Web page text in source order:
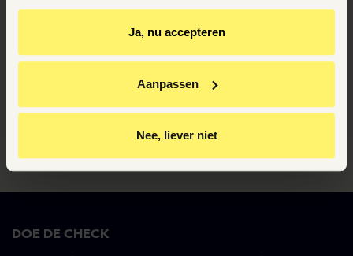
Op basis van je gedrag je relevantere informatie op
onze website en via e-mails te kunnen geven
Youtube-video’s te kunnen bekijken
Relevante aanbiedingen van BrandMR op andere sites
Door op ‘Ja, nu accepteren’ te klikken ga je akkoord met
Ja, nu accepteren
Aanpassen
Nee, liever niet
Vaste prijzen, dus geen uurtje-factuurtje
specialismen
DOE DE CHECK